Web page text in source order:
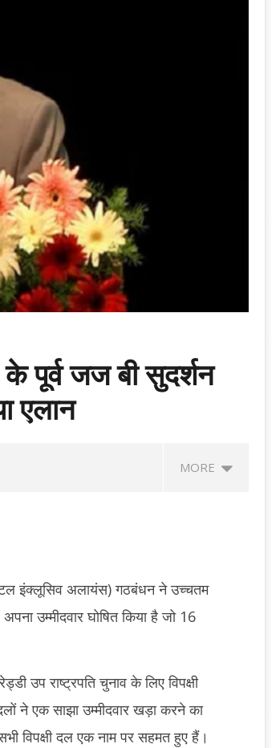
के पूर्व जज बी सुदर्शन
एलान
MORE
से फोन पर की बातचीत, कहा- व्हाट्सएप पर भेजें
मांगों का ज्ञापन
August
19,
इंक्लूसिव अलायंस) गठबंधन ने उच्चतम
उम्मीदवार घोषित किया है जो 16
उप राष्ट्रपति चुनाव के लिए विपक्षी
ने एक साझा उम्मीदवार खड़ा करने का
विपक्षी दल एक नाम पर सहमत हुए हैं।